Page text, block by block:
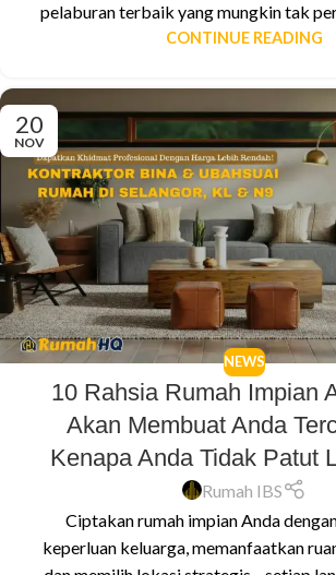
pelaburan terbaik yang mungkin tak
CONTINUE READING
20
NOV
NEWS
10 Rahsia Rumah Impian
Akan Membuat Anda
Kenapa Anda Tidak Patut
Rumah IBS
Ciptakan rumah impian Anda
keperluan keluarga, memanfaatkan